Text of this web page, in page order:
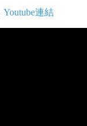
Youtube連結